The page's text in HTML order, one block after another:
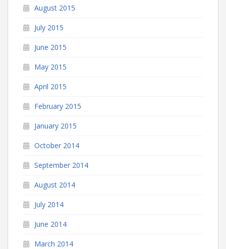
August 2015
July 2015
June 2015
May 2015
April 2015
February 2015
January 2015
October 2014
September 2014
August 2014
July 2014
June 2014
March 2014